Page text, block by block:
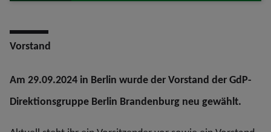
Vorstand
Am 29.09.2024 in Berlin wurde der Vorstand der GdP-
Direktionsgruppe Berlin Brandenburg neu gewählt.